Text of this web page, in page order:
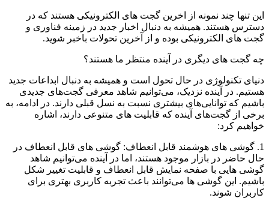
این تنها چند نمونه از اخرین گجت های الکترونیکی هستند که در
دسترس هستند. همیشه به دنبال اخبار جدید در زمینه فناوری و
گجت های الکترونیکی بوده و از آخرین تحولات باخبر شوید.
چه گجت های دیگری در آینده منتظر ما هستند؟
دنیای تکنولوژی در حال تحول است و همیشه به دنبال ابداعات جدید
هستیم. در آینده نزدیک، می‌توانیم شاهد معرفی گجت‌های جدیدی
باشیم که توانایی‌های بیشتری نسبت به نسل قبلی دارند. در ادامه، به
برخی از گجت‌های آینده که قابلیت های متنوعی دارند، اشاره
خواهیم کرد:
1. گوشی های هوشمند قابل انعطاف: گوشی های قابل انعطاف در
حال حاضر در بازار موجود هستند، اما در آینده می‌توانیم شاهد
گوشی هایی با صفحه نمایش قابل انعطاف و قابلیت تغییر شکل
باشیم. این گوشی ها می‌توانند باعث تجربه کاربری بهتری برای
کاربران شوند.